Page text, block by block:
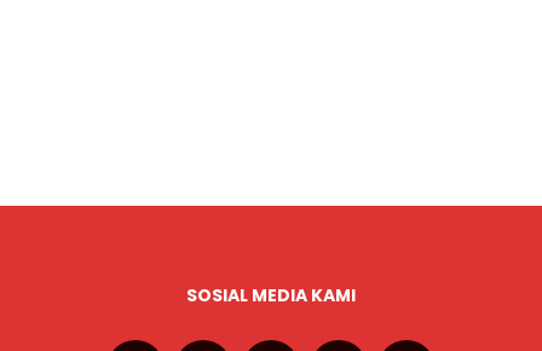
SOSIAL MEDIA KAMI